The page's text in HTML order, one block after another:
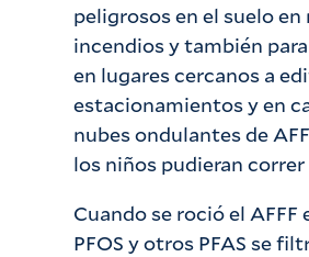
peligrosos en el suelo
incendios y también
en lugares cercanos a
estacionamientos y en
nubes ondulantes de
los niños pudieran
Cuando se roció el
PFOS y otros PFAS se